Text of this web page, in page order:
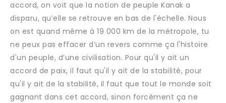
accord, on voit que la notion de peuple Kanak a
disparu, qu’elle se retrouve en bas de l'échelle. Nous
on est quand même à 19 000 km de la métropole, tu
ne peux pas effacer d’un revers comme ça l'histoire
d'un peuple, d’une civilisation. Pour qu'il y ait un
accord de paix, il faut qu'il y ait de la stabilité, pour
qu'il y ait de la stabilité, il faut que tout le monde soit
gagnant dans cet accord, sinon forcément ça ne